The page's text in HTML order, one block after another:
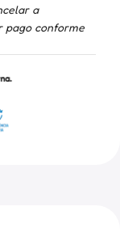
a
pago conforme